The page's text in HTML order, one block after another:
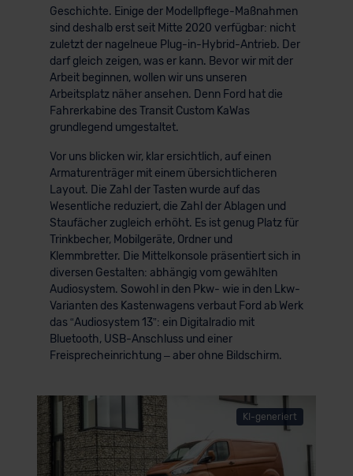
Geschichte. Einige der Modellpflege-Maßnahmen
sind deshalb erst seit Mitte 2020 verfügbar: nicht
zuletzt der nagelneue Plug-in-Hybrid-Antrieb. Der
darf gleich zeigen, was er kann. Bevor wir mit der
Arbeit beginnen, wollen wir uns unseren
Arbeitsplatz näher ansehen. Denn Ford hat die
Fahrerkabine des Transit Custom KaWas
grundlegend umgestaltet.
Vor uns blicken wir, klar ersichtlich, auf einen
Armaturenträger mit einem übersichtlicheren
Layout. Die Zahl der Tasten wurde auf das
Wesentliche reduziert, die Zahl der Ablagen und
Staufächer zugleich erhöht. Es ist genug Platz für
Trinkbecher, Mobilgeräte, Ordner und
Klemmbretter. Die Mittelkonsole präsentiert sich in
diversen Gestalten: abhängig vom gewählten
Audiosystem. Sowohl in den Pkw- wie in den Lkw-
Varianten des Kastenwagens verbaut Ford ab Werk
das “Audiosystem 13”: ein Digitalradio mit
Bluetooth, USB-Anschluss und einer
Freisprecheinrichtung – aber ohne Bildschirm.
KI-generiert